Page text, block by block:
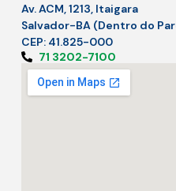
Av. ACM, 1213, Itaigara
Salvador-BA (Dentro do
CEP: 41.825-000
71 3202-7100